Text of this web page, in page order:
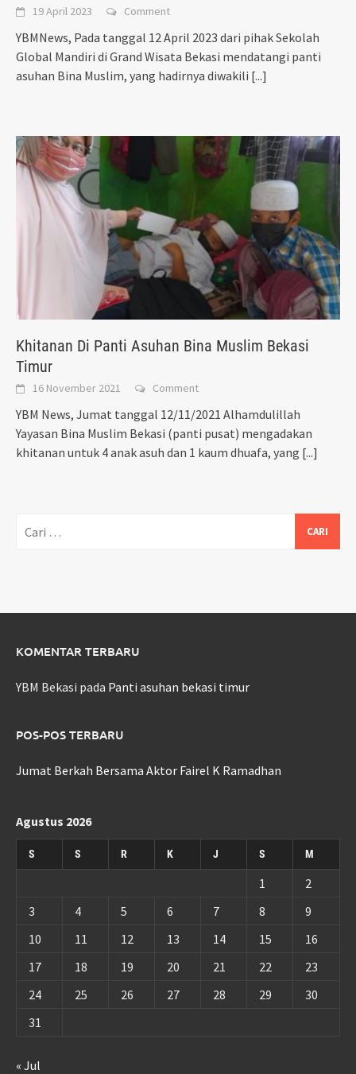
19 April 2023 Comment
YBMNews, Pada tanggal 12 April 2023 dari pihak Sekolah
Global Mandiri di Grand Wisata Bekasi mendatangi panti
asuhan Bina Muslim, yang hadirnya diwakili [...]
Khitanan Di Panti Asuhan Bina Muslim Bekasi
Timur
16 November 2021 Comment
YBM News, Jumat tanggal 12/11/2021 Alhamdulillah
Yayasan Bina Muslim Bekasi (panti pusat) mengadakan
khitanan untuk 4 anak asuh dan 1 kaum dhuafa, yang [...]
untuk:
KOMENTAR TERBARU
YBM Bekasi pada Panti asuhan bekasi timur
POS-POS TERBARU
Jumat Berkah Bersama Aktor Fairel K Ramadhan
Agustus 2026
S S R K J S M
1
2
3
4 5 6 7 8
9
10
11 12 13 14 15
16
17
18 19 20 21 22
23
24
25 26 27 28 29
30
31
« Jul